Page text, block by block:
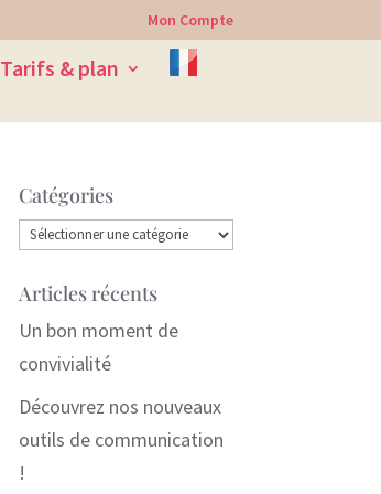
Mon Compte
Tarifs & plan
Catégories
Catégories
Articles récents
Un bon moment de
convivialité
Découvrez nos nouveaux
outils de communication
!